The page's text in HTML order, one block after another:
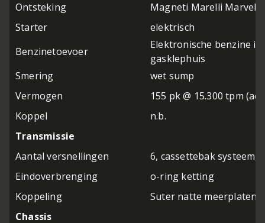
Ontsteking
Magneti Marelli Marvel 4
Starter
elektrisch
Benzinetoevoer
Elektronische benzine
gasklephuis
Smering
wet sump
Vermogen
155 pk @ 15.300 tpm
Koppel
n.b.
Transmissie
Aantal versnellingen
6, cassettebak
Eindoverbrenging
o-ring ketting
Koppeling
Suter natte meerplaten
Chassis